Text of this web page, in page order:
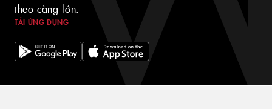
theo càng lớn.
TẢI ỨNG DỤNG